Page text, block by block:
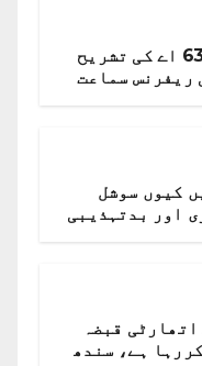
آئین کے آرٹیکل 63 اے کی تشریح
ریفرنس سماعت
کیوں سوشل
اور بدتہذیبی
قبضہ
ہے، سندھ